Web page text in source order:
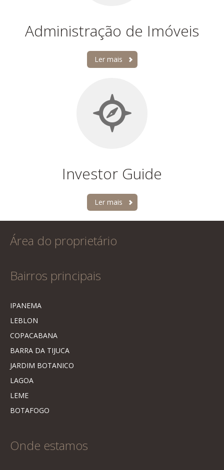
Administração de Imóveis
Ler mais
Investor Guide
Ler mais
Área do proprietário
Bairros principais
IPANEMA
LEBLON
COPACABANA
BARRA DA TIJUCA
JARDIM BOTANICO
LAGOA
LEME
BOTAFOGO
Onde estamos